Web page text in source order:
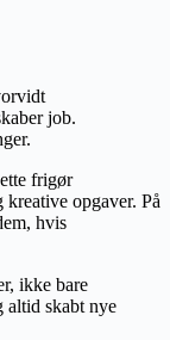
job.
frigør
opgaver. På
hvis
ikke bare
altid skabt nye